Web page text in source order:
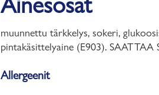
muunnettu tärkkelys, sokeri,
pintakäsittelyaine (E903).
Allergeenit